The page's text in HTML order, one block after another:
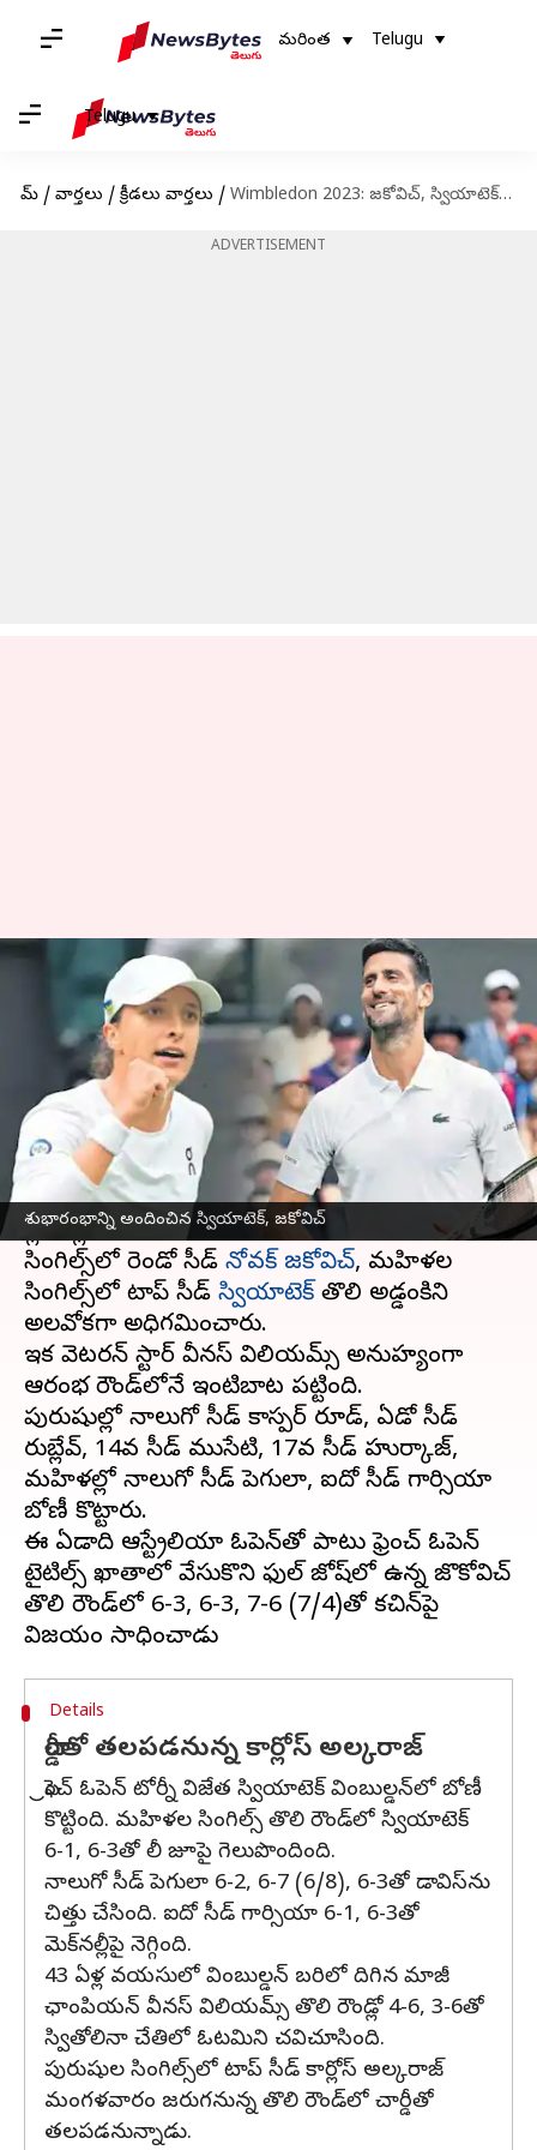
మరింత Telugu
Telugu
హోమ్ / వార్తలు / క్రీడలు వార్తలు / Wimbledon 2023: జకోవిచ్, స్వియాటెక్‌ శుభారంభం.. విలియమ్స్ ఔట్!
ADVERTISEMENT
శుభారంభాన్ని అందించిన స్వియాటెక్‌, జకోవిచ్
Wimbledon 2023: జకోవిచ్,
స్వియాటెక్‌ శుభారంభం.. విలియమ్స్
ఔట్!
Jayachandra Akuri Jul 04, 2023 10:12 am
ఈ వార్తాకథనం ఏంటి
ప్రతిష్ఘాత్మక వింబుల్డన్ గ్రాండ్‌స్లామ్ టోర్నీలో టాప్ సీడ్
ప్లేయర్లు శుభారంభం అందించారు. పురుషుల
సింగిల్స్‌లో రెండో సీడ్ నోవక్ జకోవిచ్, మహిళల
సింగిల్స్‌లో టాప్ సీడ్ స్వియాటెక్ తొలి అడ్డంకిని
అలవోకగా అధిగమించారు.
ఇక వెటరన్ స్టార్ వీనస్ విలియమ్స్ అనుహ్యంగా
ఆరంభ రౌండ్‌లోనే ఇంటిబాట పట్టింది.
పురుషుల్లో నాలుగో సీడ్ కాస్పర్ రూడ్, ఏడో సీడ్
రుబ్లేవ్, 14వ సీడ్ ముసేటి, 17వ సీడ్ హుర్కాజ్,
మహిళల్లో నాలుగో సీడ్ పెగులా, ఐదో సీడ్ గార్సియా
బోణీ కొట్టారు.
ఈ ఏడాది ఆస్ట్రేలియా ఓపెన్‌తో పాటు ఫ్రెంచ్ ఓపెన్
టైటిల్స్ ఖాతాలో వేసుకొని ఫుల్ జోష్‌లో ఉన్న జొకోవిచ్
తొలి రౌండ్‌లో 6-3, 6-3, 7-6 (7/4)తో కచిన్‌పై
Details
చార్డీతో తలపడనున్న కార్లోస్ అల్కరాజ్
ఫ్రెంచ్ ఓపెన్ టోర్నీ విజేత స్వియాటెక్ వింబుల్డన్‌లో బోణీ
కొట్టింది. మహిళల సింగిల్స్ తొలి రౌండ్‌లో స్వియాటెక్
6-1, 6-3తో లీ జూపై గెలుపొందింది.
నాలుగో సీడ్ పెగులా 6-2, 6-7 (6/8), 6-3తో డావిస్‌ను
చిత్తు చేసింది. ఐదో సీడ్ గార్సియా 6-1, 6-3తో
మెక్‌నల్లీపై నెగ్గింది.
43 ఏళ్ల వయసులో వింబుల్డన్‌ బరిలో దిగిన మాజీ
ఛాంపియన్‌ వీనస్‌ విలియమ్స్‌ తొలి రౌండ్లో 4-6, 3-6తో
స్వితోలినా చేతిలో ఓటమిని చవిచూసింది.
పురుషుల సింగిల్స్‌లో టాప్‌ సీడ్‌ కార్లోస్‌ అల్కరాజ్‌
మంగళవారం జరుగనున్న తొలి రౌండ్‌లో చార్డీతో
తలపడనున్నాడు.